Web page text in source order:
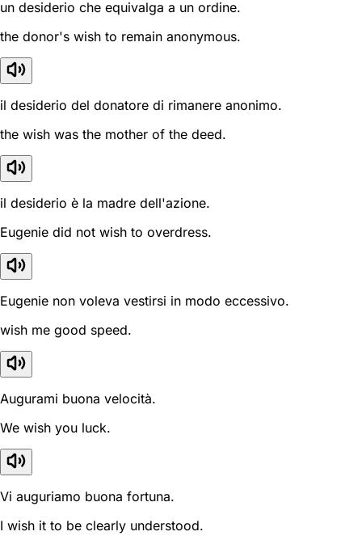
un desiderio che equivalga a un ordine.
the donor's wish to remain anonymous.
il desiderio del donatore di rimanere anonimo.
the wish was the mother of the deed.
il desiderio è la madre dell'azione.
Eugenie did not wish to overdress.
Eugenie non voleva vestirsi in modo eccessivo.
wish me good speed.
Augurami buona velocità.
We wish you luck.
Vi auguriamo buona fortuna.
I wish it to be clearly understood.